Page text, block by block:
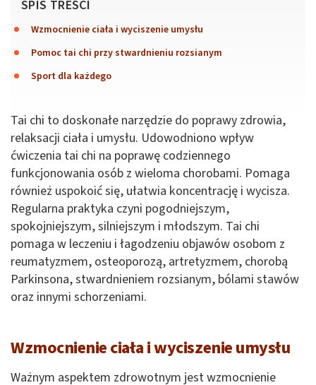
SPIS TREŚCI
Wzmocnienie ciała i wyciszenie umysłu
Pomoc tai chi przy stwardnieniu rozsianym
Sport dla każdego
Tai chi to doskonałe narzędzie do poprawy zdrowia,
relaksacji ciała i umysłu. Udowodniono wpływ
ćwiczenia tai chi na poprawę codziennego
funkcjonowania osób z wieloma chorobami. Pomaga
również uspokoić się, ułatwia koncentrację i wycisza.
Regularna praktyka czyni pogodniejszym,
spokojniejszym, silniejszym i młodszym. Tai chi
pomaga w leczeniu i łagodzeniu objawów osobom z
reumatyzmem, osteoporozą, artretyzmem, chorobą
Parkinsona, stwardnieniem rozsianym, bólami stawów
oraz innymi schorzeniami.
Wzmocnienie ciała i wyciszenie umysłu
Ważnym aspektem zdrowotnym jest wzmocnienie